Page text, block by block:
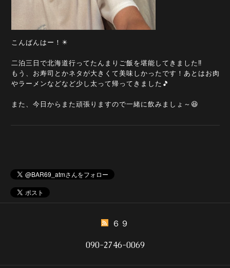
こんばんはー！✴️
二泊三日で北海道行ってたんまりご飯を堪能してきました‼️
もう、お寿司とかネタが大きくて美味しかったです！あとはお肉
やラーメンなどなど少し太って帰ってきました🎵
また、今日からまた頑張りますので一緒に飲みましょ～😆
６９
090-2746-0069